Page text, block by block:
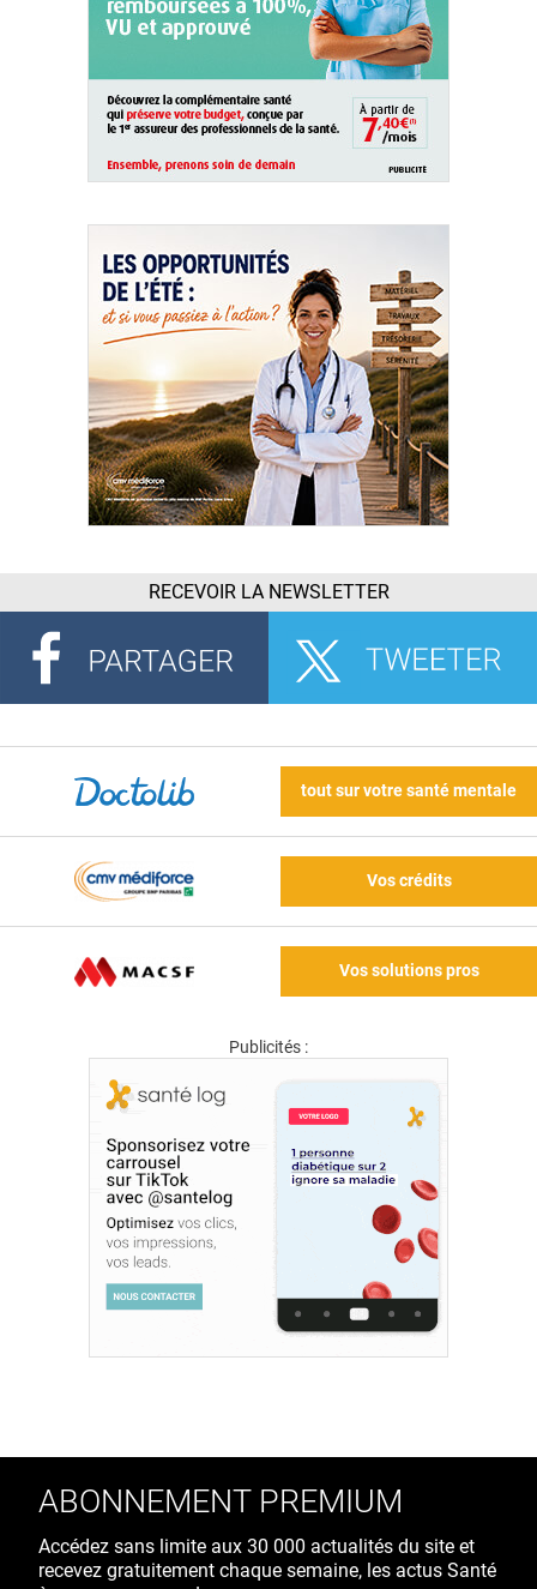
RECEVOIR LA NEWSLETTER
tout sur votre santé mentale
Vos crédits
Vos solutions pros
Publicités :
ABONNEMENT PREMIUM
Accédez sans limite aux 30 000 actualités du site et
recevez gratuitement chaque semaine, les actus Santé